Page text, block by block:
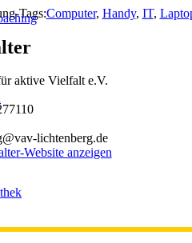
Tags:Computer, Handy, IT,
aktive Vielfalt e.V.
lichtenberg.de
Website anzeigen